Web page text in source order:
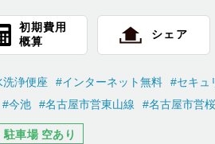
初期費用
概算
シェア
洗浄便座 #インターネット無料 #セキュ
#今池 #名古屋市営東山線 #名古屋市営
駐車場 空あり